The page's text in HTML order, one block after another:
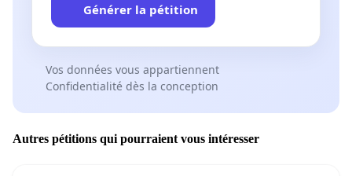
Générer la pétition
Vos données vous appartiennent
Confidentialité dès la conception
Autres pétitions qui pourraient vous intéresser